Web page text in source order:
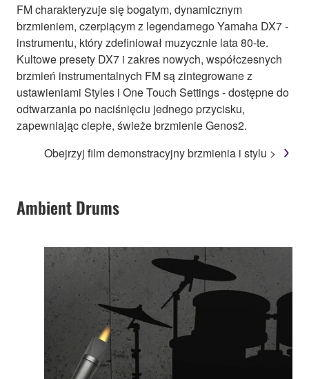
FM charakteryzuje się bogatym, dynamicznym
brzmieniem, czerpiącym z legendarnego Yamaha DX7 -
instrumentu, który zdefiniował muzycznie lata 80-te.
Kultowe presety DX7 i zakres nowych, współczesnych
brzmień instrumentalnych FM są zintegrowane z
ustawieniami Styles i One Touch Settings - dostępne do
odtwarzania po naciśnięciu jednego przycisku,
zapewniając ciepłe, świeże brzmienie Genos2.
Obejrzyj film demonstracyjny brzmienia i stylu >
Ambient Drums